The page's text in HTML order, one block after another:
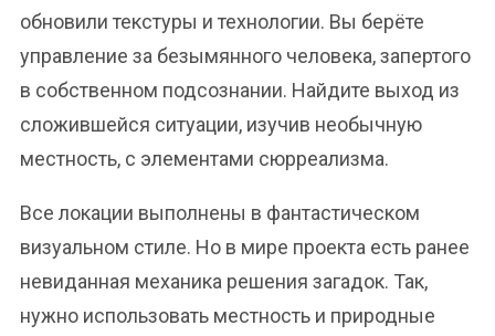
обновили текстуры и технологии. Вы берёте
управление за безымянного человека, запертого
в собственном подсознании. Найдите выход из
сложившейся ситуации, изучив необычную
местность, с элементами сюрреализма.
Все локации выполнены в фантастическом
визуальном стиле. Но в мире проекта есть ранее
невиданная механика решения загадок. Так,
нужно использовать местность и природные